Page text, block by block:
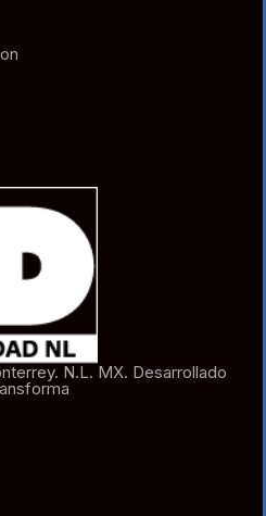
N.L. MX. Desarrollado